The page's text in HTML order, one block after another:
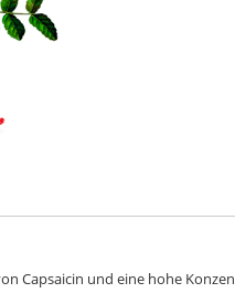
Capsaicin und eine hohe